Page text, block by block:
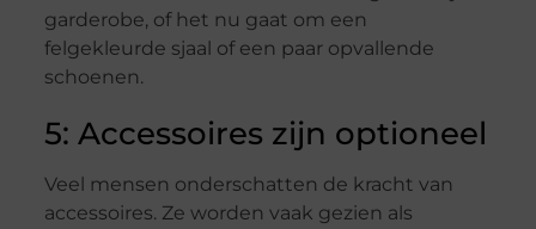
garderobe, of het nu gaat om een
felgekleurde sjaal of een paar opvallende
schoenen.
5: Accessoires zijn optioneel
Veel mensen onderschatten de kracht van
accessoires. Ze worden vaak gezien als